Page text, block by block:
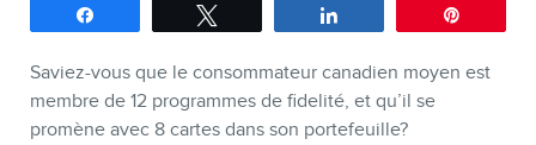
Saviez-vous que le consommateur canadien moyen est
membre de 12 programmes de fidelité, et qu’il se
promène avec 8 cartes dans son portefeuille?